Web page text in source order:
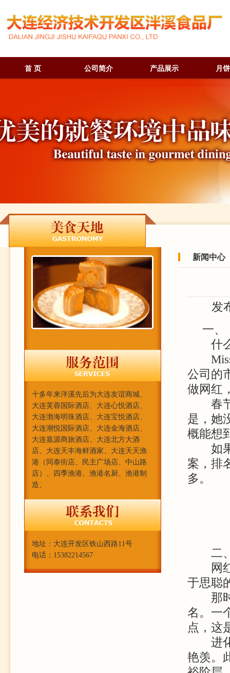
首 页 公司简介 产品展示 月
十多年来泮溪先后为大连友谊商城、
大连芙蓉国际酒店、大连心悦酒店、
大连渤海明珠酒店、大连宝悦酒店、
大连潮悦国际酒店、大连金海酒店、
大连嘉源商旅酒店、大连北方大酒
店、大连天丰海鲜酒家、大连天天渔
港（同泰街店、民主广场店、中山路
店）、四季渔港、渔港名厨、渔港制
造、
地址：大连开发区铁山西路11号
电话：15382214567
新闻中心
发
一、
什么
Miss
公司的
做网红
春节
是，她
概能想
如果
案，排
多。
二
网红
于思聪
那时
名。一
点，这
进化
艳羡。